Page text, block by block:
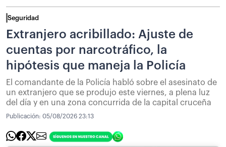
Seguridad
Extranjero acribillado: Ajuste de
cuentas por narcotráfico, la
hipótesis que maneja la Policía
El comandante de la Policía habló sobre el asesinato de
un extranjero que se produjo este viernes, a plena luz
del día y en una zona concurrida de la capital cruceña
Publicación: 05/08/2026 23:13